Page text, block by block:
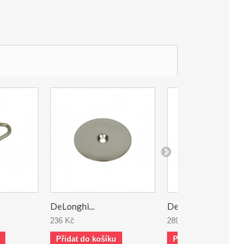
DeLonghi...
236 Kč
Přidat do košíku
DeLonghi...
289 Kč
Přidat do